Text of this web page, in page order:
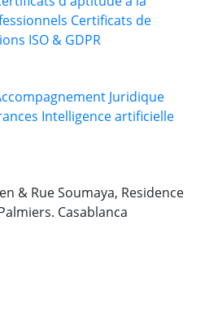
Certificats de
ISO & GDPR
Juridique
Intelligence artificielle
& Rue Soumaya, Residence
Casablanca